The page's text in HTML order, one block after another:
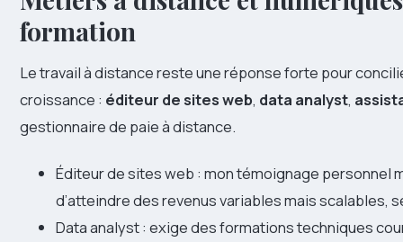
formation
Le travail à distance reste une réponse forte pour
croissance : éditeur de sites web, data analyst,
gestionnaire de paie à distance.
Éditeur de sites web : mon témoignage personnel
d’atteindre des revenus variables mais scalables,
Data analyst : exige des formations techniques